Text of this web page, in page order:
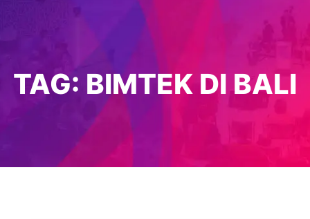
TAG: BIMTEK DI BALI